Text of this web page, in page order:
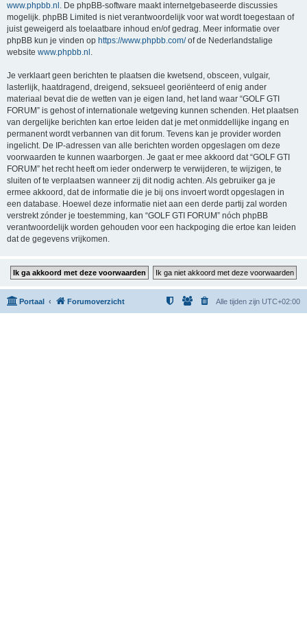
www.phpbb.nl . De phpBB-software maakt internetgebaseerde discussies
mogelijk. phpBB Limited is niet verantwoordelijk voor wat wordt toegestaan of
juist geweigerd als toelaatbare inhoud en/of gedrag. Meer informatie over
phpBB kun je vinden op https://www.phpbb.com/of de Nederlandstalige
website www.phpbb.nl .
Je verklaart geen berichten te plaatsen die kwetsend, obsceen, vulgair,
lasterlijk, haatdragend, dreigend, seksueel georiënteerd of enig ander
materiaal bevat die de wetten van je eigen land, het land waar “GOLF GTI
FORUM” is gehost of internationale wetgeving kunnen schenden. Het plaatsen
van dergelijke berichten kan ertoe leiden dat je met onmiddellijke ingang en
permanent wordt verbannen van dit forum. Tevens kan je provider worden
ingelicht. De IP-adressen van alle berichten worden opgeslagen om deze
voorwaarden te kunnen waarborgen. Je gaat er mee akkoord dat “GOLF GTI
FORUM” het recht heeft om ieder onderwerp te verwijderen, te wijzigen, te
sluiten of te verplaatsen wanneer zij dit nodig achten. Als gebruiker ga je
ermee akkoord, dat de informatie die je bij ons invoert wordt opgeslagen in
een database. Hoewel deze informatie niet aan een derde partij zal worden
verstrekt zónder je toestemming, kan “GOLF GTI FORUM” nóch phpBB
verantwoordelijk worden gehouden voor een hackpoging die ertoe kan leiden
dat de gegevens vrijkomen.
Portaal Forumoverzicht Alle tijden zijn UTC+02:00